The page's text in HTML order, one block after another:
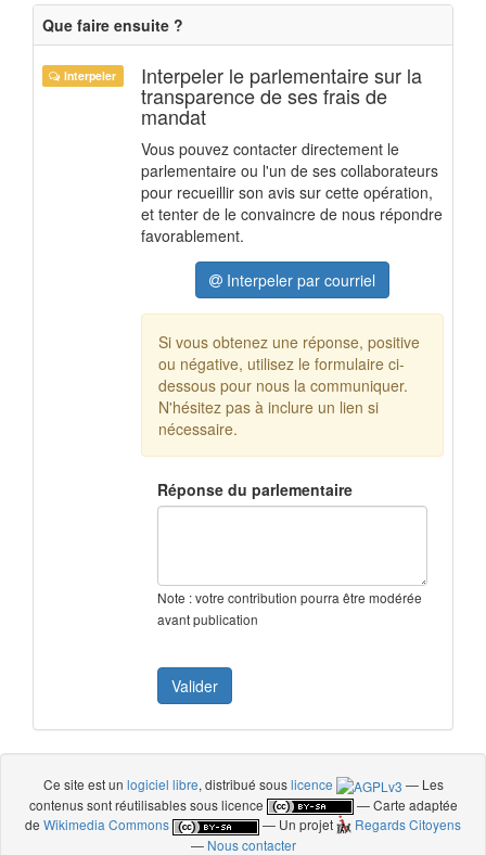
Que faire ensuite ?
Interpeler Interpeler le parlementaire sur la
transparence de ses frais de
mandat
Vous pouvez contacter directement le
parlementaire ou l'un de ses collaborateurs
pour recueillir son avis sur cette opération,
et tenter de le convaincre de nous répondre
favorablement.
Interpeler par courriel
Si vous obtenez une réponse, positive
ou négative, utilisez le formulaire ci-
dessous pour nous la communiquer.
N'hésitez pas à inclure un lien si
nécessaire.
Réponse du parlementaire
Note : votre contribution pourra être modérée
avant publication
Ce site est un logiciel libre, distribué souslicence
— Les
contenus sont réutilisables sous licence
— Carte adaptée
deWikimedia Commons — Un projet
Regards Citoyens
— Nous contacter